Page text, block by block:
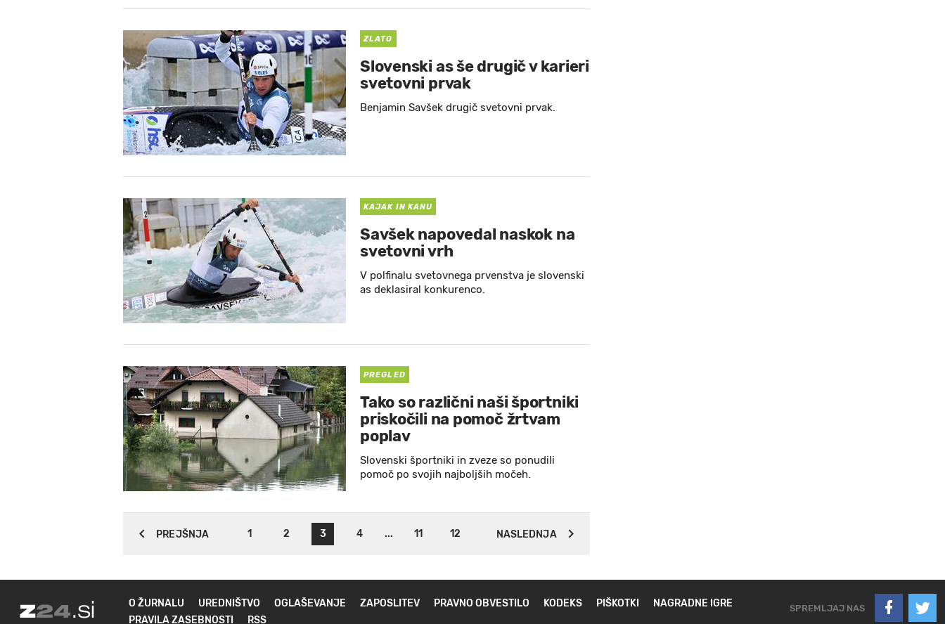
ZLATO
Slovenski as še drugič v karieri
svetovni prvak
Benjamin Savšek drugič svetovni prvak.
KAJAK IN KANU
Savšek napovedal naskok na
svetovni vrh
V polfinalu svetovnega prvenstva je slovenski
as deklasiral konkurenco.
PREGLED
Tako so različni naši športniki
priskočili na pomoč žrtvam
poplav
Slovenski športniki in zveze so ponudili
pomoč po svojih najboljših močeh.
PREJŠNJA 1 2 3 4 ... 11 12 NASLEDNJA
O ŽURNALU UREDNIŠTVO OGLAŠEVANJE ZAPOSLITEV PRAVNO OBVESTILO KODEKS PIŠKOTKI
NAGRADNE IGRE
PRAVILA ZASEBNOSTI
RSS
SPREMLJAJ NAS